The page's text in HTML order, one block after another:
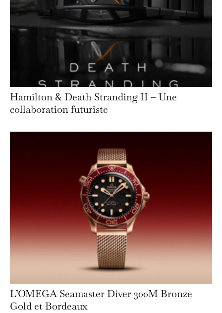
Hamilton & Death Stranding II – Une
collaboration futuriste
L’OMEGA Seamaster Diver 300M Bronze
Gold et Bordeaux